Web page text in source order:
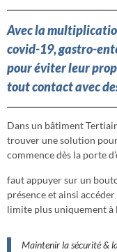
Avec la
covid-19, gastro-
pour éviter leur
tout contact avec
Dans un bâtiment
trouver une solution
commence dès la porte
faut appuyer sur un
présence et ainsi
limite plus uniquement à
Maintenir la sécurité &